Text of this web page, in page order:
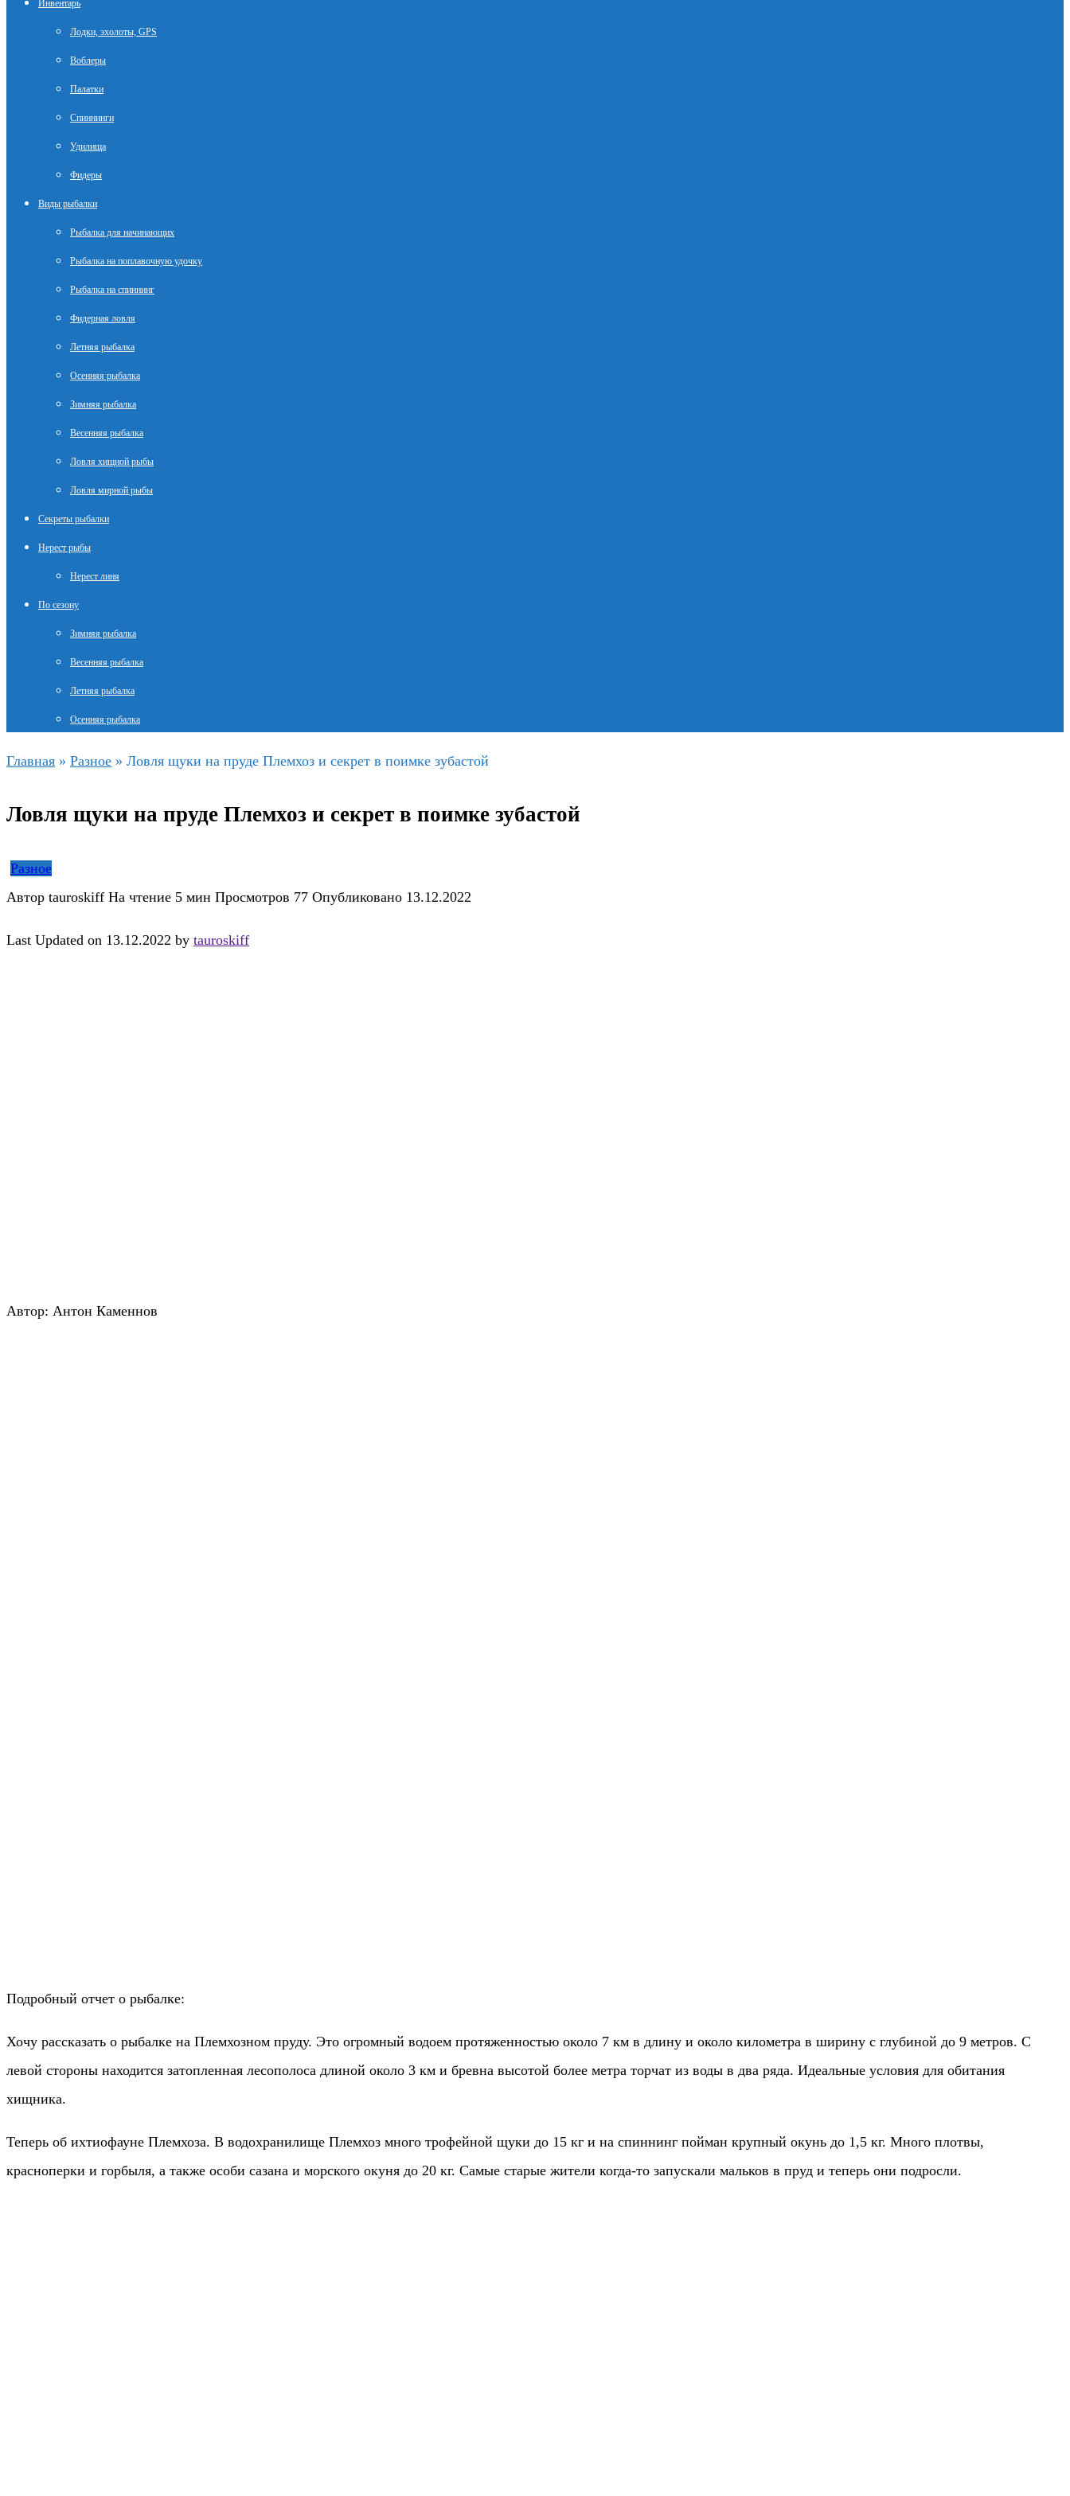
Инвентарь
Лодки, эхолоты, GPS
Воблеры
Палатки
Спиннинги
Удилища
Фидеры
Виды рыбалки
Рыбалка для начинающих
Рыбалка на поплавочную удочку
Рыбалка на спиннинг
Фидерная ловля
Летняя рыбалка
Осенняя рыбалка
Зимняя рыбалка
Весенняя рыбалка
Ловля хищной рыбы
Ловля мирной рыбы
Секреты рыбалки
Нерест рыбы
Нерест линя
По сезону
Зимняя рыбалка
Весенняя рыбалка
Летняя рыбалка
Осенняя рыбалка
Главная » Разное » Ловля щуки на пруде Племхоз и секрет в поимке зубастой
Ловля щуки на пруде Племхоз и секрет в поимке зубастой
Разное
Автор tauroskiff На чтение 5 мин Просмотров 77 Опубликовано 13.12.2022
Last Updated on 13.12.2022 by tauroskiff
Автор: Антон Каменнов
Подробный отчет о рыбалке:
Хочу рассказать о рыбалке на Племхозном пруду. Это огромный водоем протяженностью около 7 км в длину и около километра в ширину с глубиной до 9 метров. С
левой стороны находится затопленная лесополоса длиной около 3 км и бревна высотой более метра торчат из воды в два ряда. Идеальные условия для обитания
хищника.
Теперь об ихтиофауне Племхоза. В водохранилище Племхоз много трофейной щуки до 15 кг и на спиннинг пойман крупный окунь до 1,5 кг. Много плотвы,
красноперки и горбыля, а также особи сазана и морского окуня до 20 кг. Самые старые жители когда-то запускали мальков в пруд и теперь они подросли.